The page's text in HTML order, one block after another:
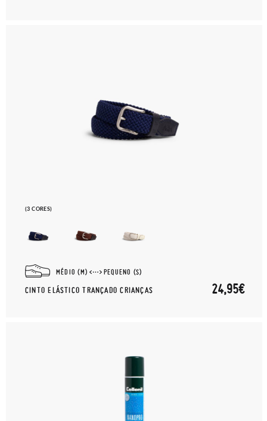
(3 CORES)
MÉDIO (M) PEQUENO (S)
CINTO ELÁSTICO TRANÇADO CRIANÇAS 24,95€